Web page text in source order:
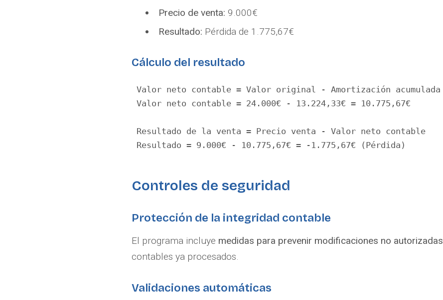
Precio de venta: 9.000€
Resultado: Pérdida de 1.775,67€
Cálculo del resultado
Valor neto contable = Valor original - Amortización acumulada
Valor neto contable = 24.000€ - 13.224,33€ = 10.775,67€
Resultado de la venta = Precio venta - Valor neto contable
Controles de seguridad
Protección de la integridad contable
El programa incluye medidas para prevenir modificaciones no autorizadas
contables ya procesados.
Validaciones automáticas